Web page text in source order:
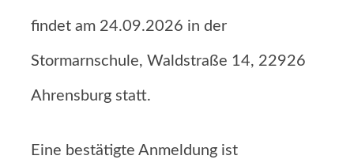
findet am 24.09.2026 in der
Stormarnschule, Waldstraße 14, 22926
Ahrensburg statt.
Eine bestätigte Anmeldung ist